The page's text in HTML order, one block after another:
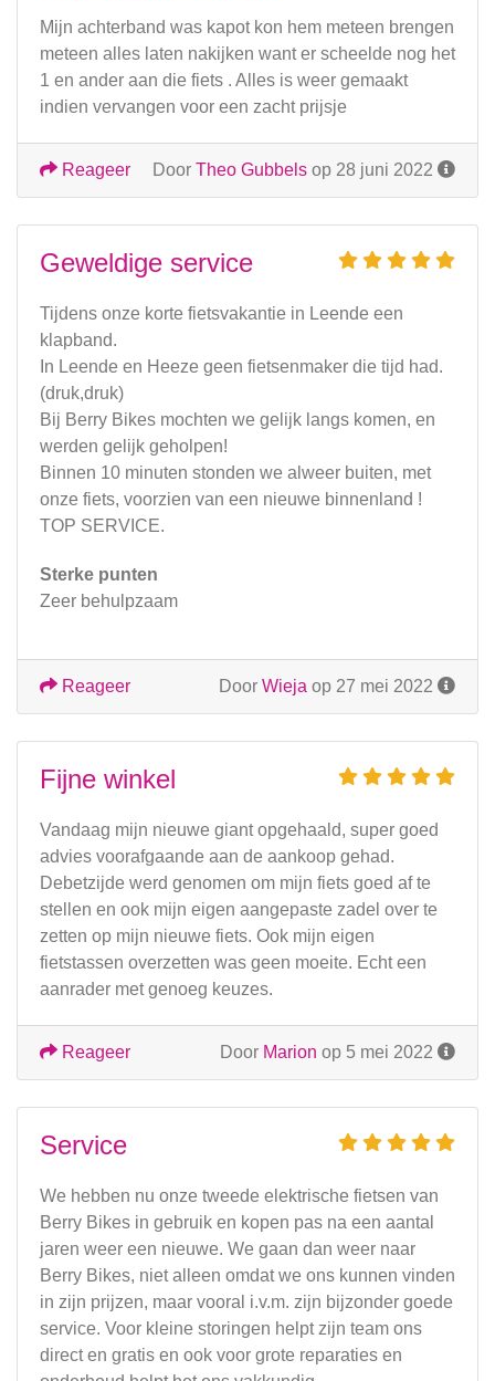
Mijn achterband was kapot kon hem meteen brengen
meteen alles laten nakijken want er scheelde nog het
1 en ander aan die fiets . Alles is weer gemaakt
indien vervangen voor een zacht prijsje
Door Theo Gubbels op 28 juni 2022
Reageer
Geweldige service
Tijdens onze korte fietsvakantie in Leende een
klapband.
In Leende en Heeze geen fietsenmaker die tijd had.
(druk,druk)
Bij Berry Bikes mochten we gelijk langs komen, en
werden gelijk geholpen!
Binnen 10 minuten stonden we alweer buiten, met
onze fiets, voorzien van een nieuwe binnenland !
TOP SERVICE.
Sterke punten
Zeer behulpzaam
Door Wieja op 27 mei 2022
Reageer
Fijne winkel
Vandaag mijn nieuwe giant opgehaald, super goed
advies voorafgaande aan de aankoop gehad.
Debetzijde werd genomen om mijn fiets goed af te
stellen en ook mijn eigen aangepaste zadel over te
zetten op mijn nieuwe fiets. Ook mijn eigen
fietstassen overzetten was geen moeite. Echt een
aanrader met genoeg keuzes.
Door Marion op 5 mei 2022
Reageer
Service
We hebben nu onze tweede elektrische fietsen van
Berry Bikes in gebruik en kopen pas na een aantal
jaren weer een nieuwe. We gaan dan weer naar
Berry Bikes, niet alleen omdat we ons kunnen vinden
in zijn prijzen, maar vooral i.v.m. zijn bijzonder goede
service. Voor kleine storingen helpt zijn team ons
direct en gratis en ook voor grote reparaties en